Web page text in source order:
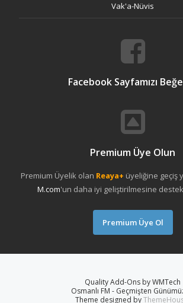
Vak'a-Nüvis
Facebook Sayfamızı
Premium Üye Olun
Premium Üyelik olan Reaya+ üyeliğine geçiş
M.com'un daha iyi geliştirilmesine
Premium Üye Ol
Quality Add-Ons by WMTech
Osmanlı FM - Geçmişten
Theme designed by